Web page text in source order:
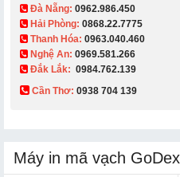
Đà Nẵng: 0962.986.450
Hải Phòng: 0868.22.7775
Thanh Hóa: 0963.040.460
Nghệ An: 0969.581.266
Đắk Lắk: 0984.762.139
Cần Thơ: 0938 704 139​
Máy in mã vạch